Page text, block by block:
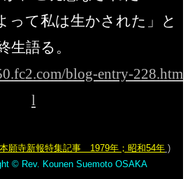
って私は生かされた」と
生語る。
blog-entry-228.htm
l
願寺新報特集記事 1979年 ； 昭和54年 )
© Rev. Kounen Suemoto OSAKA